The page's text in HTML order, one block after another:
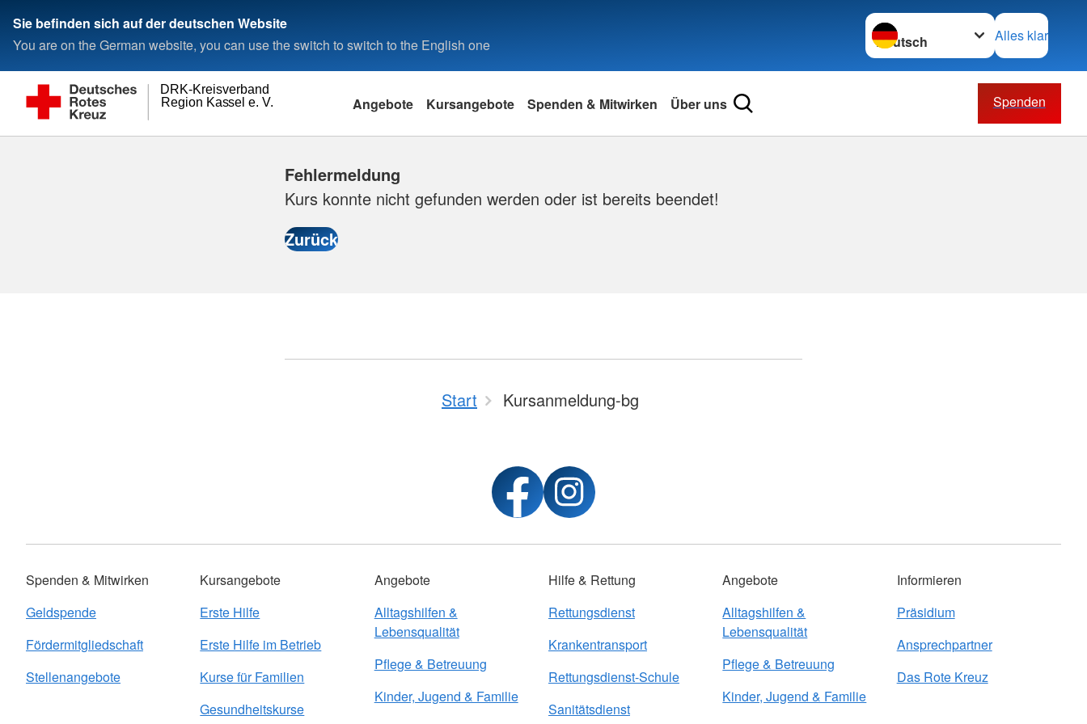
Sie befinden sich auf der deutschen Website
You are on the German website, you can use the switch to switch to the English one
Sprache wechseln zu
Alles klar
Region Kassel e. V.
DRK-Kreisverband
Angebote Kursangebote Spenden & Mitwirken Über uns Spenden
Fehlermeldung
Kurs konnte nicht gefunden werden oder ist bereits beendet!
Start Kursanmeldung-bg
Spenden & Mitwirken
Geldspende
Fördermitgliedschaft
Stellenangebote
Kursangebote
Erste Hilfe
Erste Hilfe im Betrieb
Kurse für Familien
Gesundheitskurse
Angebote
Alltagshilfen &
Lebensqualität
Pflege & Betreuung
Kinder, Jugend & Familie
Hilfe & Rettung
Rettungsdienst
Krankentransport
Rettungsdienst-Schule
Sanitätsdienst
Angebote
Alltagshilfen &
Lebensqualität
Pflege & Betreuung
Kinder, Jugend & Familie
Informieren
Präsidium
Ansprechpartner
Das Rote Kreuz